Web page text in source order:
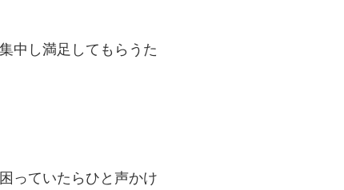
中し満足してもらうた
っていたらひと声かけ